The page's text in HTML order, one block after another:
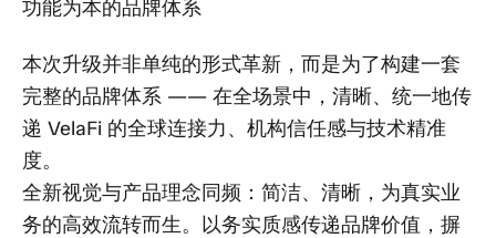
功能为本的品牌体系
本次升级并非单纯的形式革新，而是为了构建一套
完整的品牌体系 —— 在全场景中，清晰、统一地传
递 VelaFi 的全球连接力、机构信任感与技术精准
度。
全新视觉与产品理念同频：简洁、清晰，为真实业
务的高效流转而生。以务实质感传递品牌价值，摒